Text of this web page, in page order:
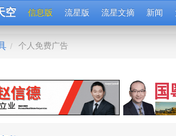
空 信息版 流星版 流星文摘 新闻
/ 个人免费广告